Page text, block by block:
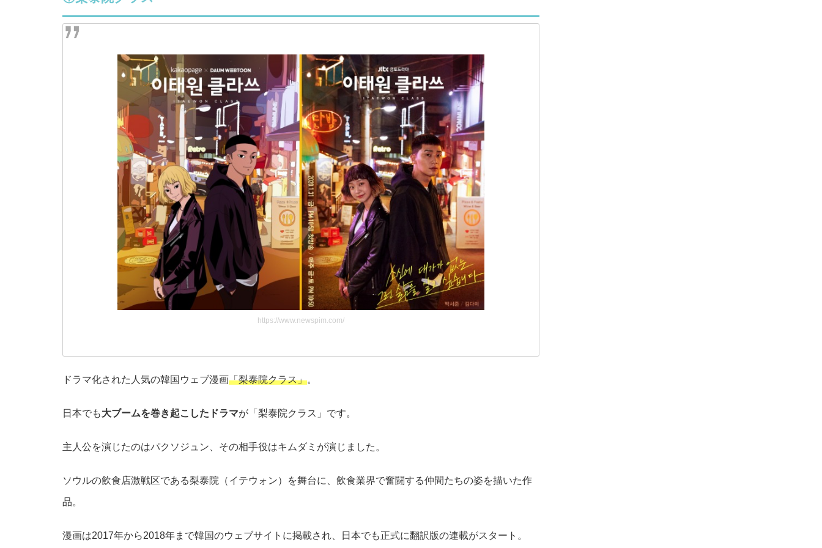
https://www.newspim.com/
ドラマ化された人気の韓国ウェブ漫画「梨泰院クラス」。
日本でも大ブームを巻き起こしたドラマが「梨泰院クラス」です。
主人公を演じたのはパクソジュン、その相手役はキムダミが演じました。
ソウルの飲食店激戦区である梨泰院（イテウォン）を舞台に、飲食業界で奮闘する仲間たちの姿を描いた作
品。
漫画は2017年から2018年まで韓国のウェブサイトに掲載され、日本でも正式に翻訳版の連載がスタート。